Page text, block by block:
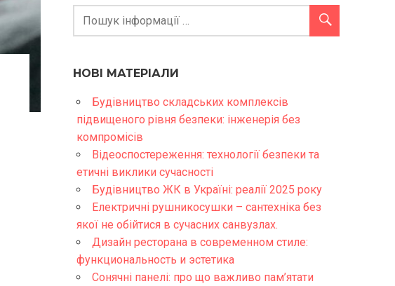
НОВІ МАТЕРІАЛИ
Будівництво складських комплексів
підвищеного рівня безпеки: інженерія без
компромісів
Відеоспостереження: технології безпеки та
етичні виклики сучасності
Будівництво ЖК в Україні: реалії 2025 року
Електричні рушникосушки – сантехніка без
якої не обійтися в сучасних санвузлах.
Дизайн ресторана в современном стиле:
функциональность и эстетика
Сонячні панелі: про що важливо пам’ятати